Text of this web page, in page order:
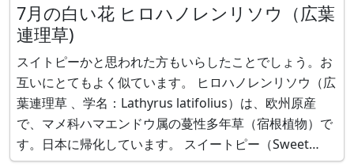
7月の白い花 ヒロハノレンリソウ（広葉
連理草)
スイトピーかと思われた方もいらしたことでしょう。お
互いにとてもよく似ています。 ヒロハノレンリソウ（広
葉連理草 、学名：Lathyrus latifolius）は、欧州原産
で、マメ科ハマエンドウ属の蔓性多年草（宿根植物）で
す。日本に帰化しています。 スイートピー（Sweet